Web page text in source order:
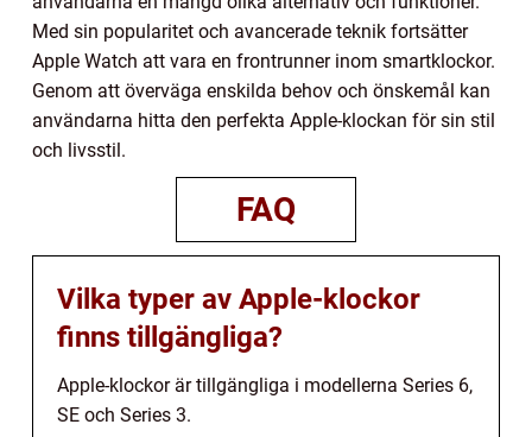
Med sin popularitet och avancerade teknik fortsätter
Apple Watch att vara en frontrunner inom smartklockor.
Genom att överväga enskilda behov och önskemål kan
användarna hitta den perfekta Apple-klockan för sin stil
och livsstil.
FAQ
Vilka typer av Apple-klockor
finns tillgängliga?
Apple-klockor är tillgängliga i modellerna Series 6,
SE och Series 3.